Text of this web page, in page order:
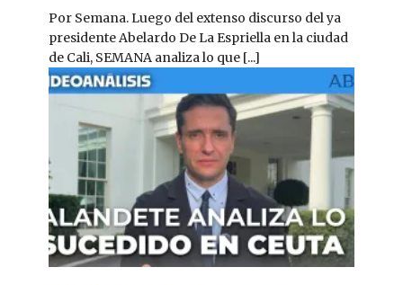
Por Semana. Luego del extenso discurso del ya
presidente Abelardo De La Espriella en la ciudad
de Cali, SEMANA analiza lo que [...]